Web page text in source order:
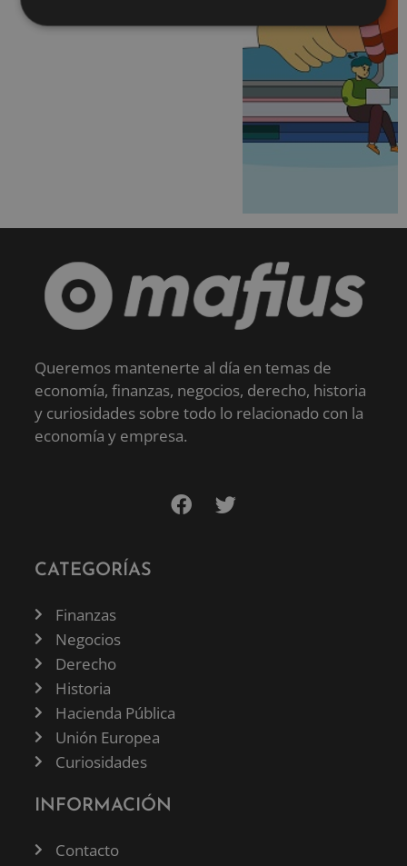
Queremos mantenerte al día en temas de
economía, finanzas, negocios, derecho, historia
y curiosidades sobre todo lo relacionado con la
economía y empresa.
CATEGORÍAS
Finanzas
Negocios
Derecho
Historia
Hacienda Pública
Unión Europea
Curiosidades
INFORMACIÓN
Contacto